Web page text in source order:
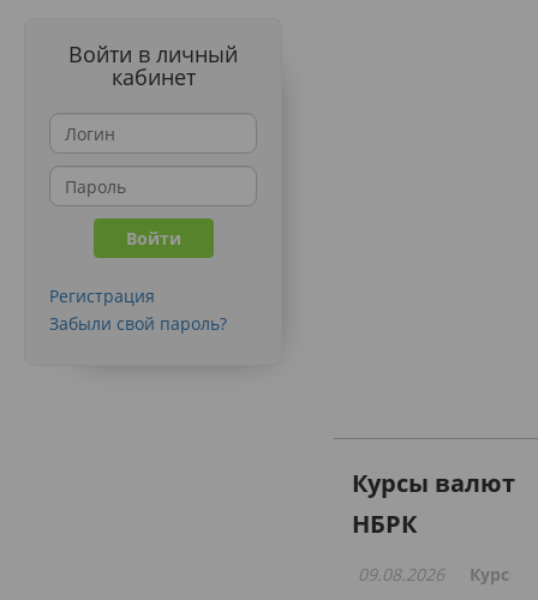
Войти в личный
кабинет
Регистрация
Забыли свой пароль?
Курсы валют
НБРК
09.08.2026 Курс